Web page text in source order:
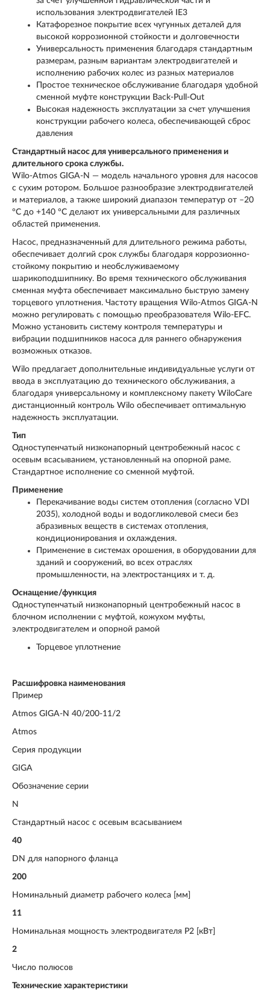
использования электродвигателей IE3
Катафорезное покрытие всех чугунных деталей для
высокой коррозионной стойкости и долговечности
Универсальность применения благодаря стандартным
размерам, разным вариантам электродвигателей и
исполнению рабочих колес из разных материалов
Простое техническое обслуживание благодаря удобной
сменной муфте конструкции Back-Pull-Out
Высокая надежность эксплуатации за счет улучшения
конструкции рабочего колеса, обеспечивающей сброс
давления
Стандартный насос для универсального применения и
длительного срока службы.
Wilo-Atmos GIGA-N — модель начального уровня для насосов
с сухим ротором. Большое разнообразие электродвигателей
и материалов, а также широкий диапазон температур от –20
°C до +140 °C делают их универсальными для различных
областей применения.
Насос, предназначенный для длительного режима работы,
обеспечивает долгий срок службы благодаря коррозионно-
стойкому покрытию и необслуживаемому
шарикоподшипнику. Во время технического обслуживания
сменная муфта обеспечивает максимально быструю замену
торцевого уплотнения. Частоту вращения Wilo-Atmos GIGA-N
можно регулировать с помощью преобразователя Wilo-EFC.
Можно установить систему контроля температуры и
вибрации подшипников насоса для раннего обнаружения
возможных отказов.
Wilo предлагает дополнительные индивидуальные услуги от
ввода в эксплуатацию до технического обслуживания, а
благодаря универсальному и комплексному пакету WiloCare
дистанционный контроль Wilo обеспечивает оптимальную
надежность эксплуатации.
Тип
Одноступенчатый низконапорный центробежный насос с
осевым всасыванием, установленный на опорной раме.
Стандартное исполнение со сменной муфтой.
Применение
Перекачивание воды систем отопления (согласно VDI
2035), холодной воды и водогликолевой смеси без
абразивных веществ в системах отопления,
кондиционирования и охлаждения.
Применение в системах орошения, в оборудовании для
зданий и сооружений, во всех отраслях
промышленности, на электростанциях и т. д.
Оснащение/функция
Одноступенчатый низконапорный центробежный насос в
блочном исполнении с муфтой, кожухом муфты,
электродвигателем и опорной рамой
Торцевое уплотнение
Расшифровка наименования
Пример
Atmos GIGA-N 40/200-11/2
Atmos
Серия продукции
GIGA
Обозначение серии
N
Стандартный насос с осевым всасыванием
40
DN для напорного фланца
200
Номинальный диаметр рабочего колеса [мм]
11
Номинальная мощность электродвигателя Р2 [кВт]
2
Число полюсов
Технические характеристики